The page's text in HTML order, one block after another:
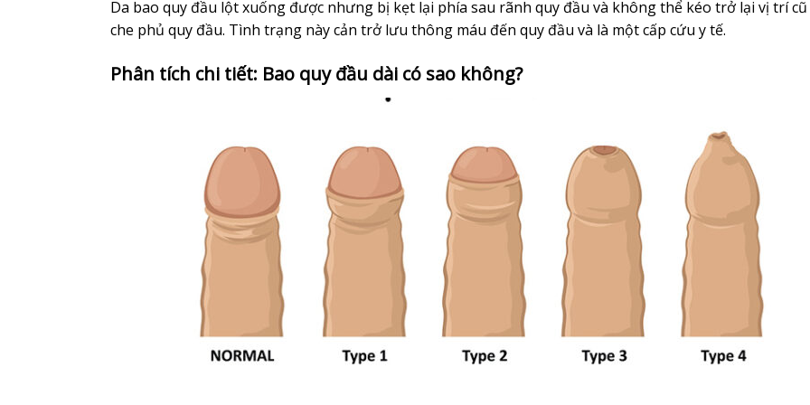
Da bao quy đầu lột xuống được nhưng bị kẹt lại phía sau rãnh quy đầu và không thể kéo trở lại vị trí
che phủ quy đầu. Tình trạng này cản trở lưu thông máu đến quy đầu và là một cấp cứu y tế.
Phân tích chi tiết: Bao quy đầu dài có sao không?